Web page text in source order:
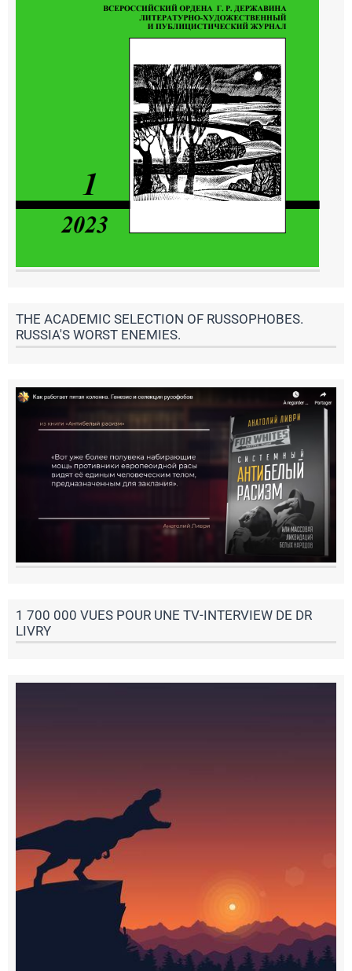
THE ACADEMIC SELECTION OF RUSSOPHOBES.
RUSSIA'S WORST ENEMIES.
1 700 000 VUES POUR UNE TV-INTERVIEW DE DR
LIVRY